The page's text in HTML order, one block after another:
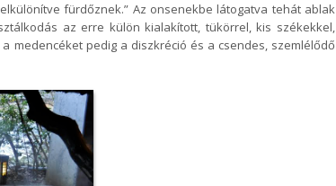
fürdőznek.” Az onsenekbe látogatva tehát ablak
az erre külön kialakított, tükörrel, kis székekkel,
medencéket pedig a diszkréció és a csendes, szemlélődő